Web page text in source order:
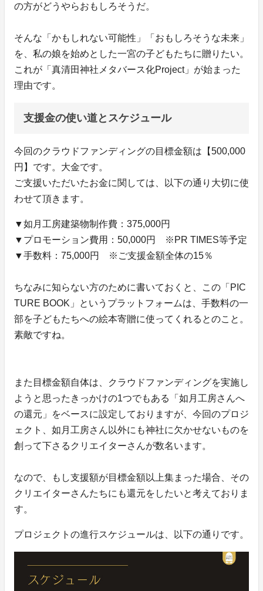
の方がどうやらおもしろそうだ。
そんな「かもしれない可能性」「おもしろそうな未来」
を、私の娘を始めとした一宮の子どもたちに贈りたい。
これが「真清田神社メタバース化Project」が始まった
理由です。
支援金の使い道とスケジュール
今回のクラウドファンディングの目標金額は【500,000
円】です。大金です。
ご支援いただいたお金に関しては、以下の通り大切に使
わせて頂きます。
▼如月工房建築物制作費：375,000円
▼プロモーション費用：50,000円 ※PR TIMES等予定
▼手数料：75,000円 ※ご支援金額全体の15％
ちなみに知らない方のために書いておくと、この「PIC
TURE BOOK」というプラットフォームは、手数料の一
部を子どもたちへの絵本寄贈に使ってくれるとのこと。
素敵ですね。
また目標金額自体は、クラウドファンディングを実施し
ようと思ったきっかけの1つでもある「如月工房さんへ
の還元」をベースに設定しておりますが、今回のプロジ
ェクト、如月工房さん以外にも神社に欠かせないものを
創って下さるクリエイターさんが数名います。
なので、もし支援額が目標金額以上集まった場合、その
クリエイターさんたちにも還元をしたいと考えておりま
す。
プロジェクトの進行スケジュールは、以下の通りです。